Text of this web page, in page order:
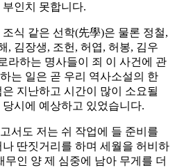
인치 못합니다.
식 같은 선학(先學)은 물론 정철,
, 김장생, 조헌, 허엽, 허봉, 김우
라하는 명사들이 죄 이 사건에 관
는 일은 곧 우리 역사소설의 한
지난하고 시간이 많이 소요될
시에 예상하고 있었습니다.
서도 저는 쉬 작업에 들 준비를
딴짓거리를 하며 세월을 허비하
인 양 제 심중에 남아 무게를 더